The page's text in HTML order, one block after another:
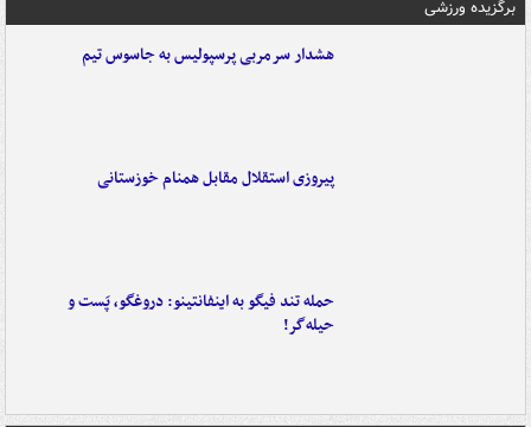
برگزیده ورزشی
هشدار سرمربی پرسپولیس به جاسوس تیم
پیروزی استقلال مقابل همنام خوزستانی
حمله تند فیگو به اینفانتینو: دروغگو، پَست‌ و
حیله‌گر!